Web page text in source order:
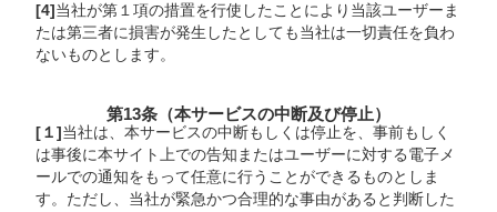
[4] 当社が第１項の措置を行使したことにより当該ユーザーま
たは第三者に損害が発生したとしても当社は一切責任を負わ
ないものとします。
第13条（本サービスの中断及び停止）
[１] 当社は、本サービスの中断もしくは停止を、事前もしく
は事後に本サイト上での告知またはユーザーに対する電子メ
ールでの通知をもって任意に行うことができるものとしま
す。ただし、当社が緊急かつ合理的な事由があると判断した